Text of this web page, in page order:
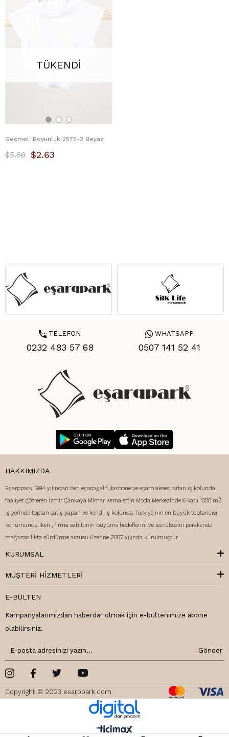
TÜKENDI
Geçmeli Boyunluk 2575-2 Beyaz
$2.63
$5.86
TELEFON
0232 483 57 68
WHATSAPP
0507 141 52 41
HAKKIMIZDA
Eşarppark 1994 yılından beri eşarp,şal,fular,bone ve eşarp aksesuarları iş kolunda
faaliyet gösteren İzmir Çankaya Mimar Kemalettin Moda Merkezinde 6 katlı 1000 m2
iş yerinde toptan satış yapan ve kendi iş kolunda Türkiye'nin en büyük toptancısı
konumunda iken , firma sahibinin büyüme hedeflerini ve tecrübesini perakende
mağazacılıkta sürdürme arzusu üzerine 2007 yılında kurulmuştur.
KURUMSAL
MÜŞTERI HIZMETLERI
E-BÜLTEN
Kampanyalarımızdan haberdar olmak için e-bültenimize abone
olabilirsiniz.
Gönder
Copyright © 2023 esarppark.com